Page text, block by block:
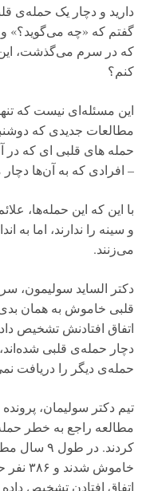
دارید و دچار یک حمله‌ی
گفتم که «چه می‌گوید؟»
که در سرم می‌گذشت، این
کنم؟
این مسئله‌ای نیست که
حمله های قلبی ای که در
– افرادی که به آن‌ها
با این که این حمله‌ها،
و سینه را ندارند، اما
می‌زنند.
دکتر الساید سولیمون،
قلبی خاموش به همان
اتفاق افتادنش تشخیص
دچار حمله‌ی قلبی
حمله‌ی دیگر را دریافت
مطالعه راجع به خطر
اتفاق افتادن تشخیص